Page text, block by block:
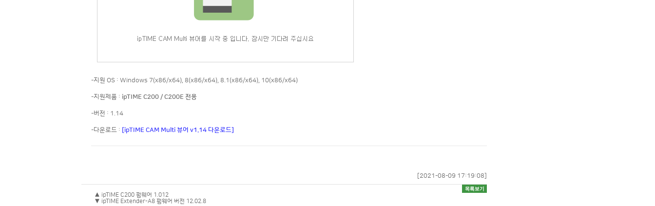
-지원 OS : Windows 7(x86/x64), 8(x86/x64), 8.1(x86/x64), 10(x86/x64)
-지원제품 : ipTIME C200 / C200E 전용
-버전 : 1.14
-다운로드 : [ipTIME CAM Multi 뷰어 v1.14 다운로드]
[2021-08-09 17:19:08]
▲ ipTIME C200 펌웨어 1.012
▼ ipTIME Extender-A8 펌웨어 버전 12.02.8